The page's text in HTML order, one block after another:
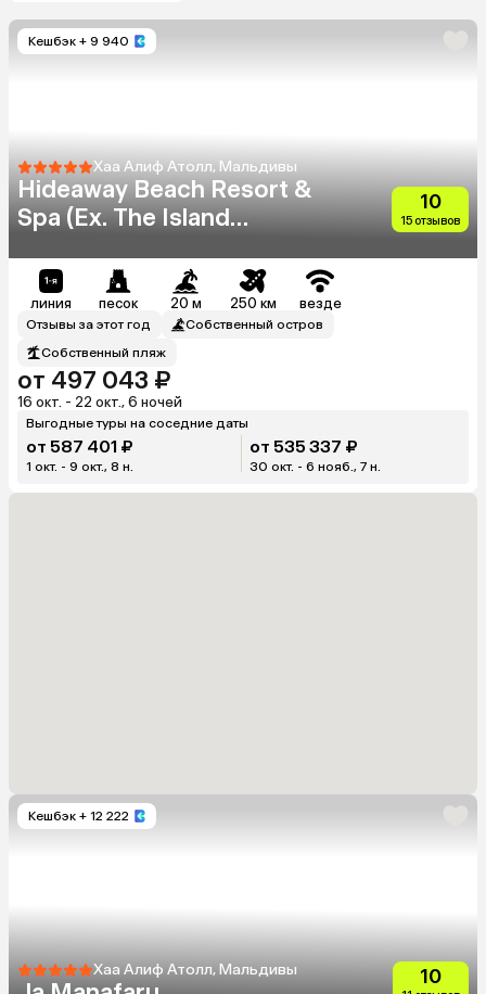
Кешбэк + 9 940
Хаа Алиф Атолл, Мальдивы
Hideaway Beach Resort &
Spa (Ex. The Island
10
15 отзывов
линия песок 20 м 250 км везде
Отзывы за этот год
Собственный остров
Собственный пляж
от 497 043 ₽
16 окт. - 22 окт., 6 ночей
Выгодные туры на соседние даты
от 587 401 ₽
1 окт. - 9 окт., 8 н.
от 535 337 ₽
30 окт. - 6 нояб., 7 н.
Кешбэк + 12 222
Хаа Алиф Атолл, Мальдивы 10